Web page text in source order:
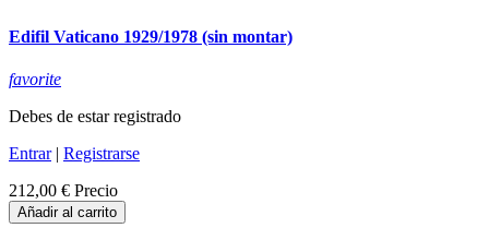
Edifil Vaticano 1929/1978 (sin montar)
favorite
Debes de estar registrado
Entrar| Registrarse
212,00 € Precio
Añadir al carrito